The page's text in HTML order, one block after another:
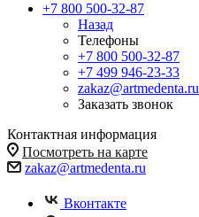
+7 800 500-32-87
Назад
Телефоны
+7 800 500-32-87
+7 499 946-23-33
zakaz@artmedenta.ru
Заказать звонок
Контактная информация
Посмотреть на карте
zakaz@artmedenta.ru
Вконтакте